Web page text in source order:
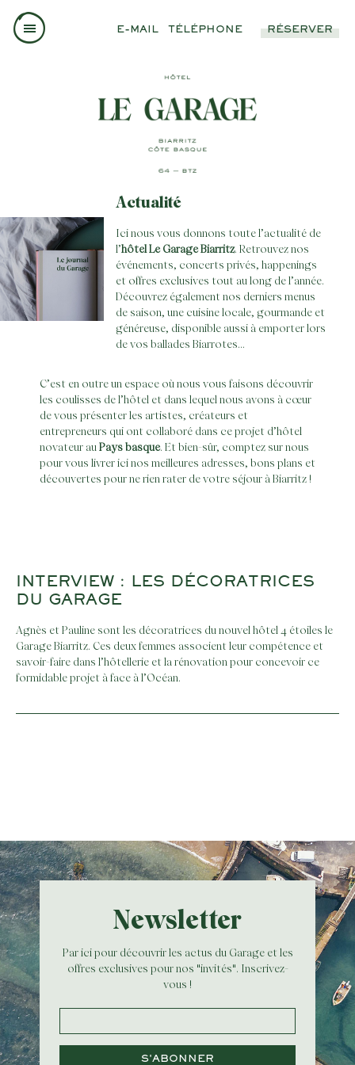
E-MAIL TÉLÉPHONE RÉSERVER
Actualité
Ici nous vous donnons toute l’actualité de
l’hôtel Le Garage Biarritz. Retrouvez nos
événements, concerts privés, happenings
et offres exclusives tout au long de l’année.
Découvrez également nos derniers menus
de saison, une cuisine locale, gourmande et
généreuse, disponible aussi à emporter lors
de vos ballades Biarrotes…
C’est en outre un espace où nous vous faisons découvrir
les coulisses de l’hôtel et dans lequel nous avons à cœur
de vous présenter les artistes, créateurs et
entrepreneurs qui ont collaboré dans ce projet d’hôtel
novateur auPays basque. Et bien-sûr, comptez sur nous
pour vous livrer ici nos meilleures adresses, bons plans et
découvertes pour ne rien rater de votre séjour à Biarritz !
INTERVIEW : LES DÉCORATRICES
DU GARAGE
Agnès et Pauline sont les décoratrices du nouvel hôtel 4 étoiles le
Garage Biarritz. Ces deux femmes associent leur compétence et
savoir-faire dans l’hôtellerie et la rénovation pour concevoir ce
formidable projet à face à l’Océan.
Newsletter
Par ici pour découvrir les actus du Garage et les
offres exclusives pour nos "invités". Inscrivez-
vous !